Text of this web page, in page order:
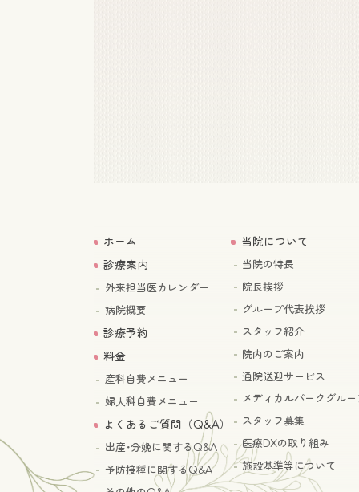
ホーム
診療案内
外来担当医カレンダー
病院概要
診療予約
料金
産科自費メニュー
婦人科自費メニュー
よくあるご質問（Q&A）
出産･分娩に関するQ&A
予防接種に関するQ&A
当院について
当院の特長
院長挨拶
グループ代表挨拶
スタッフ紹介
院内のご案内
通院送迎サービス
メディカルパークグルー
スタッフ募集
医療DXの取り組み
施設基準等について